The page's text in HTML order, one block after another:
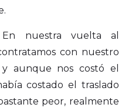
nuestra vuelta al
con nuestro
aunque nos costó el
costado el traslado
peor, realmente